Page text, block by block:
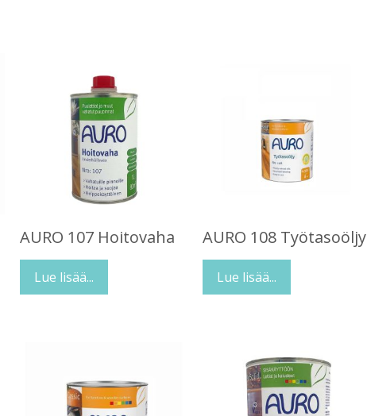
AURO 107 Hoitovaha
Lue lisää...
AURO 108 Työtasoöljy
Lue lisää...